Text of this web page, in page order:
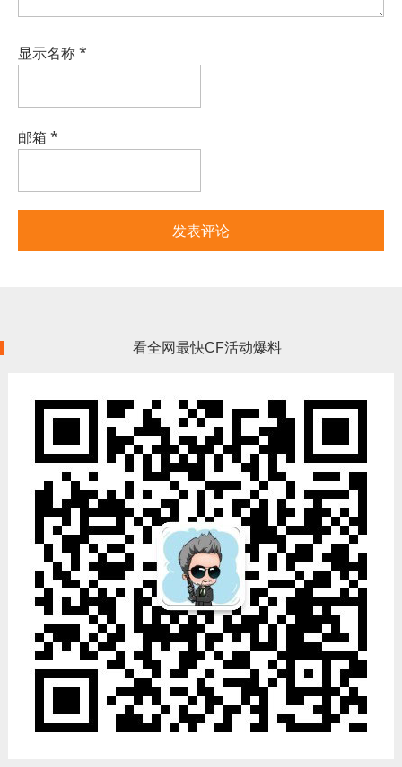
显示名称*
邮箱 *
看全网最快CF活动爆料